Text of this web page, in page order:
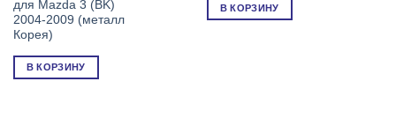
для Mazda 3 (BK)
2004-2009 (металл
Корея)
В КОРЗИНУ
В КОРЗИНУ